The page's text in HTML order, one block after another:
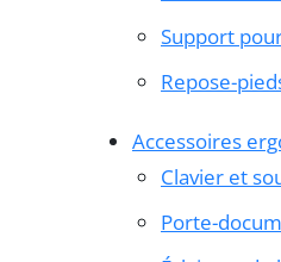
Support
Repose-
Accessoires
Clavier et
Porte-